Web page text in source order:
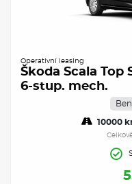
Operativní leasing
Škoda Scala Top
6-stup. mech.
10000